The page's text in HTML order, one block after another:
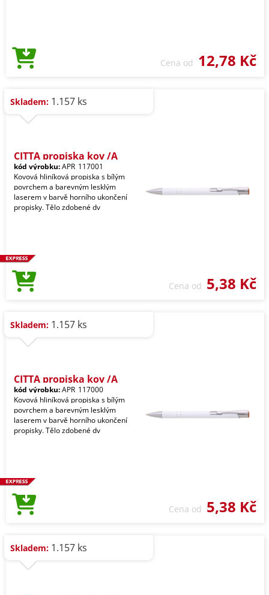
Cena od 12,78 Kč
Skladem: 1.157 ks
CITTA propiska kov /A
kód výrobku:APR_117001
Kovová hliníková propiska s bílým
povrchem a barevným lesklým
laserem v barvě horního ukončení
propisky. Tělo zdobené dv
Cena od 5,38 Kč
Skladem: 1.157 ks
CITTA propiska kov /A
kód výrobku:APR_117000
Kovová hliníková propiska s bílým
povrchem a barevným lesklým
laserem v barvě horního ukončení
propisky. Tělo zdobené dv
Cena od 5,38 Kč
Skladem: 1.157 ks